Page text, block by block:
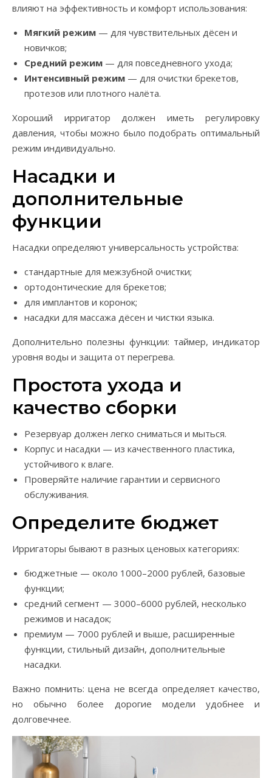
влияют на эффективность и комфорт использования:
Мягкий режим — для чувствительных дёсен и
новичков;
Средний режим — для повседневного ухода;
Интенсивный режим — для очистки брекетов,
протезов или плотного налёта.
Хороший ирригатор должен иметь регулировку
давления, чтобы можно было подобрать оптимальный
режим индивидуально.
Насадки и
дополнительные
функции
Насадки определяют универсальность устройства:
стандартные для межзубной очистки;
ортодонтические для брекетов;
для имплантов и коронок;
насадки для массажа дёсен и чистки языка.
Дополнительно полезны функции: таймер, индикатор
уровня воды и защита от перегрева.
Простота ухода и
качество сборки
Резервуар должен легко сниматься и мыться.
Корпус и насадки — из качественного пластика,
устойчивого к влаге.
Проверяйте наличие гарантии и сервисного
обслуживания.
Определите бюджет
Ирригаторы бывают в разных ценовых категориях:
бюджетные — около 1000–2000 рублей, базовые
функции;
средний сегмент — 3000–6000 рублей, несколько
режимов и насадок;
премиум — 7000 рублей и выше, расширенные
функции, стильный дизайн, дополнительные
насадки.
Важно помнить: цена не всегда определяет качество,
но обычно более дорогие модели удобнее и
долговечнее.